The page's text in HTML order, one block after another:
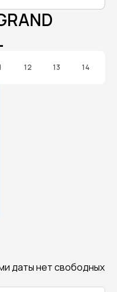
12 13 14
даты нет свободных